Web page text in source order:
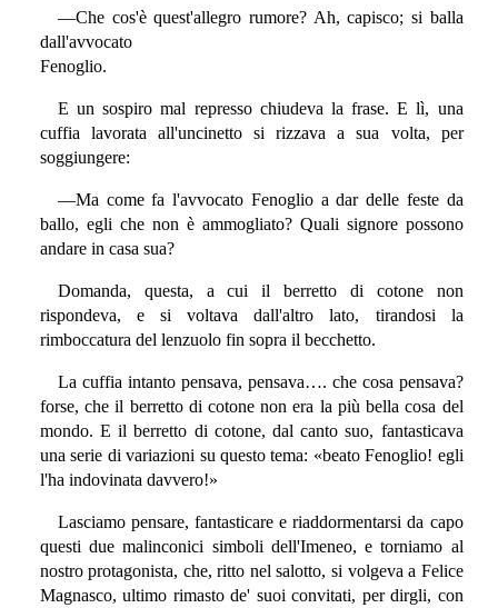
—Che cos'è quest'allegro rumore? Ah, capisco; si balla
dall'avvocato
Fenoglio.
E un sospiro mal represso chiudeva la frase. E lì, una
cuffia lavorata all'uncinetto si rizzava a sua volta, per
soggiungere:
—Ma come fa l'avvocato Fenoglio a dar delle feste da
ballo, egli che non è ammogliato? Quali signore possono
andare in casa sua?
Domanda, questa, a cui il berretto di cotone non
rispondeva, e si voltava dall'altro lato, tirandosi la
rimboccatura del lenzuolo fin sopra il becchetto.
La cuffia intanto pensava, pensava…. che cosa pensava?
forse, che il berretto di cotone non era la più bella cosa del
mondo. E il berretto di cotone, dal canto suo, fantasticava
una serie di variazioni su questo tema: «beato Fenoglio! egli
l'ha indovinata davvero!»
Lasciamo pensare, fantasticare e riaddormentarsi da capo
questi due malinconici simboli dell'Imeneo, e torniamo al
nostro protagonista, che, ritto nel salotto, si volgeva a Felice
Magnasco, ultimo rimasto de' suoi convitati, per dirgli, con